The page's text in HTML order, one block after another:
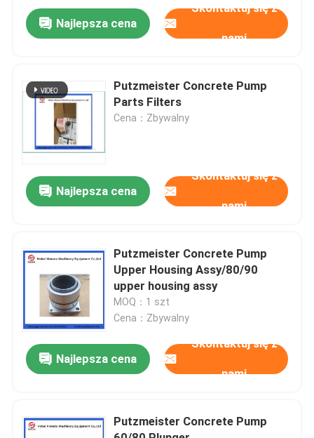
Dom
Wycieczka po fabryce
Kontrola jakości
Skontaktuj się z nami
Poprosić o wycenę
Części pomp betonowych Schwing
Najlepsza cena
Skontaktuj się z
nami
Putzmeister Concrete Pump
Parts Filters
Cena：Zbywalny
Najlepsza cena
Skontaktuj się z
nami
Putzmeister Concrete Pump
Upper Housing Assy/80/90
upper housing assy
MOQ：1 szt
Cena：Zbywalny
Najlepsza cena
Skontaktuj się z
nami
Putzmeister Concrete Pump